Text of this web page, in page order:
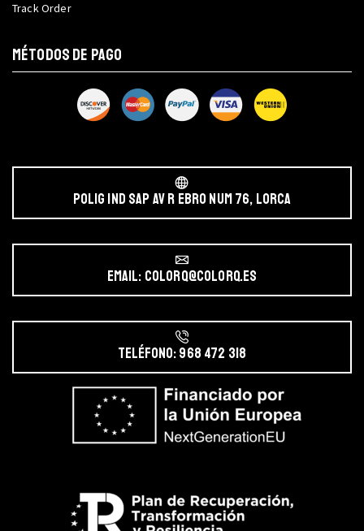
Track Order
MÉTODOS DE PAGO
POLIG IND SAP AV r EBRO NUM 76, LORCA
Email: colorq@colorq.es
Teléfono: 968 472 318